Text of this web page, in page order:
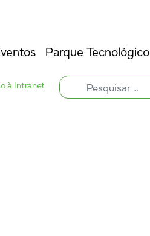
Parque Tecnológico
à Intranet